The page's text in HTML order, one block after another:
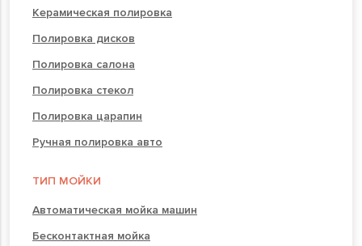
Керамическая полировка
Полировка дисков
Полировка салона
Полировка стекол
Полировка царапин
Ручная полировка авто
ТИП МОЙКИ
Автоматическая мойка машин
Бесконтактная мойка